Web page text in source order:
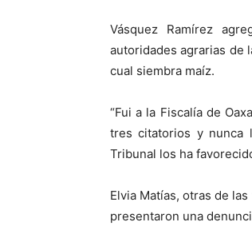
Vásquez Ramírez
autoridades agrarias de
cual siembra maíz.
“Fui a la Fiscalía de
tres citatorios y nunca
Tribunal los ha
Elvia Matías, otras de
presentaron una